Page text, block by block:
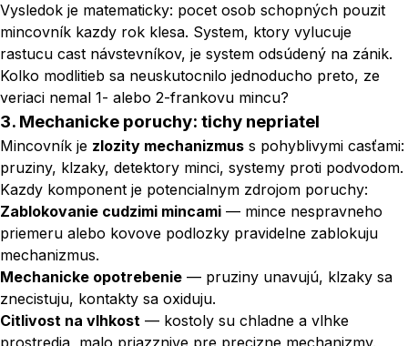
Vysledok je matematicky: pocet osob schopných pouzit
mincovník kazdy rok klesa. System, ktory vylucuje
rastucu cast návstevníkov, je system odsúdený na zánik.
Kolko modlitieb sa neuskutocnilo jednoducho preto, ze
veriaci nemal 1- alebo 2-frankovu mincu?
3. Mechanicke poruchy: tichy nepriatel
Mincovník je zlozity mechanizmus s pohyblivymi casťami:
pruziny, klzaky, detektory minci, systemy proti podvodom.
Kazdy komponent je potencialnym zdrojom poruchy:
Zablokovanie cudzimi mincami — mince nespravneho
priemeru alebo kovove podlozky pravidelne zablokuju
mechanizmus.
Mechanicke opotrebenie — pruziny unavujú, klzaky sa
znecistuju, kontakty sa oxiduju.
Citlivost na vlhkost — kostoly su chladne a vlhke
prostredia, malo priazznive pre precizne mechanizmy.